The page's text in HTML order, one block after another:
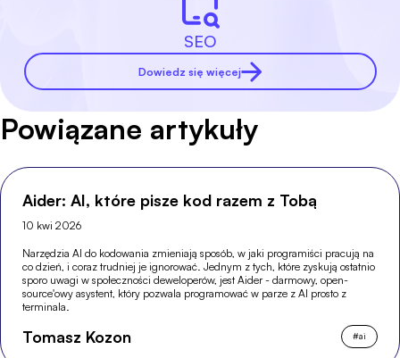
SEO
Dowiedz się więcej
Powiązane artykuły
Aider: AI, które pisze kod razem z Tobą
10 kwi 2026
Narzędzia AI do kodowania zmieniają sposób, w jaki programiści pracują na
co dzień, i coraz trudniej je ignorować. Jednym z tych, które zyskują ostatnio
sporo uwagi w społeczności deweloperów, jest Aider - darmowy, open-
source'owy asystent, który pozwala programować w parze z AI prosto z
terminala.
Tomasz Kozon #ai